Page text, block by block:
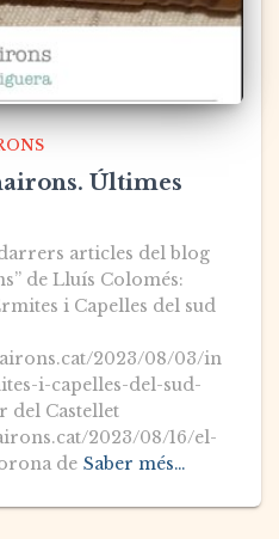
Últimes
articles del blog
de Lluís Colomés:
i Capelles del sud
2023/08/03/in
i-capelles-del-sud-
del Castellet
2023/08/16/el-
de Saber més…